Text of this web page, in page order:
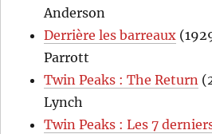
Anderson
Derrière les barreaux
Parrott
Twin Peaks : The Return
Lynch
Twin Peaks : Les 7